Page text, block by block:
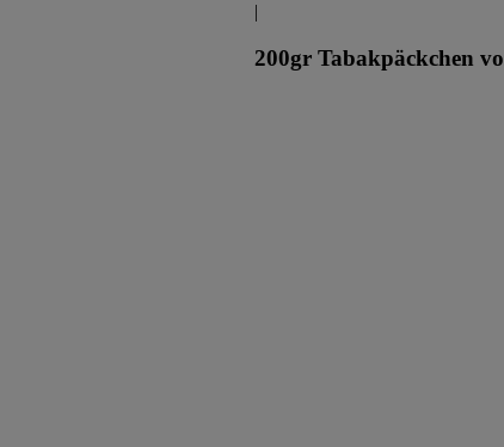
|
200gr Tabakpäckchen